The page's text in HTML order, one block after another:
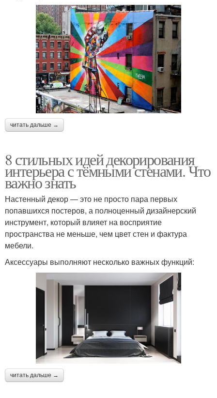
читать дальше →
8 стильных идей декорирования
интерьера с тёмными стенами. Что
важно знать
Настенный декор — это не просто пара первых
попавшихся постеров, а полноценный дизайнерский
инструмент, который влияет на восприятие
пространства не меньше, чем цвет стен и фактура
мебели.
Аксессуары выполняют несколько важных функций:
читать дальше →